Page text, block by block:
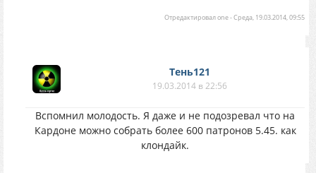
Отредактировалone-Среда, 19.03.2014, 09:55
Тень121
19.03.2014 в 22:56
Вспомнил молодость. Я даже и не подозревал что на
Кардоне можно собрать более 600 патронов 5.45. как
клондайк.